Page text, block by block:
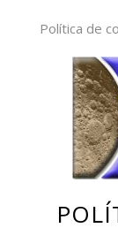
Política de